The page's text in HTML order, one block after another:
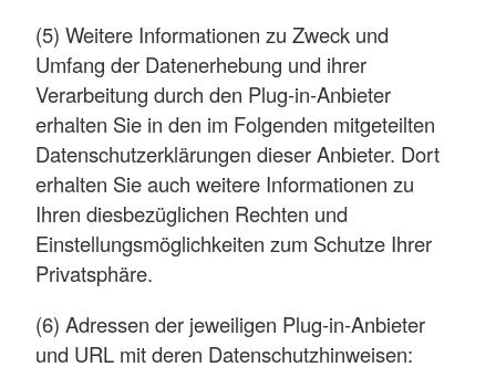
(5) Weitere Informationen zu Zweck und
Umfang der Datenerhebung und ihrer
Verarbeitung durch den Plug-in-Anbieter
erhalten Sie in den im Folgenden mitgeteilten
Datenschutzerklärungen dieser Anbieter. Dort
erhalten Sie auch weitere Informationen zu
Ihren diesbezüglichen Rechten und
Einstellungsmöglichkeiten zum Schutze Ihrer
Privatsphäre.
(6) Adressen der jeweiligen Plug-in-Anbieter
und URL mit deren Datenschutzhinweisen: